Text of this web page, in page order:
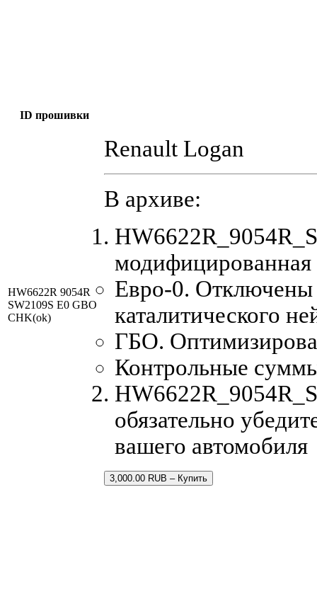
ID прошивки
HW6622R 9054R
SW2109S E0 GBO
CHK(ok)
Renault Logan
В архиве:
Евро-0. Отключены
каталитического
ГБО.
Контрольные
обязательно
вашего автомобиля
3,000.00 RUB – Купить